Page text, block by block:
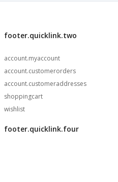
footer.quicklink.two
account.myaccount
account.customerorders
account.customeraddresses
shoppingcart
wishlist
footer.quicklink.four